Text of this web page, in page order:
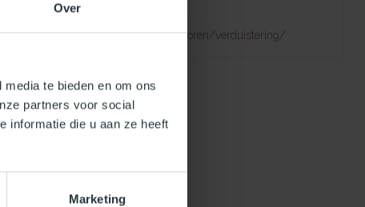
Over
te bieden en om ons
partners voor social
informatie die u aan ze heeft
Marketing
Failed to fetch
lichtkoepels/toebehoren/verduistering/